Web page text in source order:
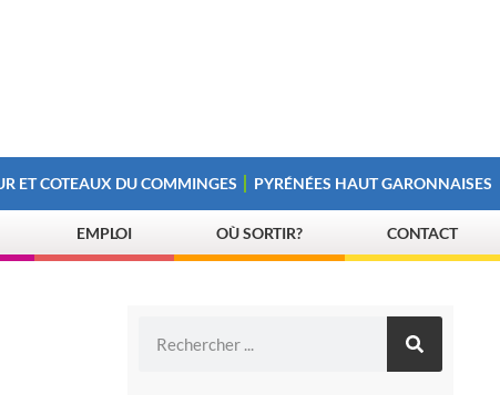
ET COTEAUX DU COMMINGES PYRÉNÉES HAUT GARONNAISES
EMPLOI OÙ SORTIR? CONTACT